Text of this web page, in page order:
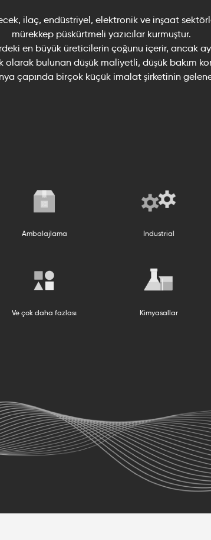
ilaç, endüstriyel, elektronik ve inşaat
mürekkep püskürtmeli yazıcılar kurmuştur.
en büyük üreticilerin çoğunu içerir, ancak
olarak bulunan düşük maliyetli, düşük bakım
çapında birçok küçük imalat şirketinin
Ve çok daha fazlası